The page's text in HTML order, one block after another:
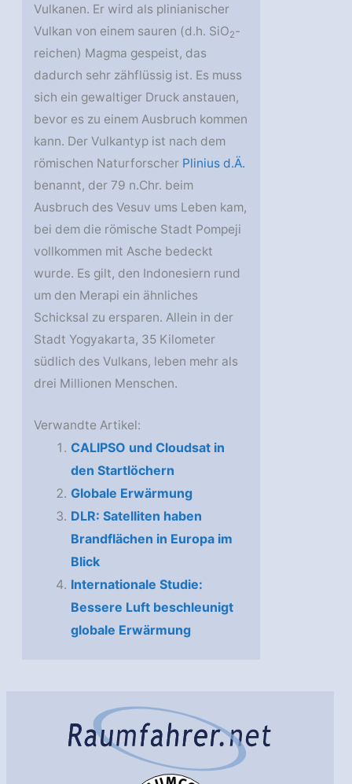
Vulkanen. Er wird als plinianischer
Vulkan von einem sauren (d.h. SiO2-
reichen) Magma gespeist, das
dadurch sehr zähflüssig ist. Es muss
sich ein gewaltiger Druck anstauen,
bevor es zu einem Ausbruch kommen
kann. Der Vulkantyp ist nach dem
römischen Naturforscher Plinius d.Ä.
benannt, der 79 n.Chr. beim
Ausbruch des Vesuv ums Leben kam,
bei dem die römische Stadt Pompeji
vollkommen mit Asche bedeckt
wurde. Es gilt, den Indonesiern rund
um den Merapi ein ähnliches
Schicksal zu ersparen. Allein in der
Stadt Yogyakarta, 35 Kilometer
südlich des Vulkans, leben mehr als
drei Millionen Menschen.
Verwandte Artikel:
CALIPSO und Cloudsat in
den Startlöchern
Globale Erwärmung
DLR: Satelliten haben
Brandflächen in Europa im
Blick
Internationale Studie:
Bessere Luft beschleunigt
globale Erwärmung